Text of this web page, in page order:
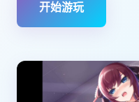
开始游玩